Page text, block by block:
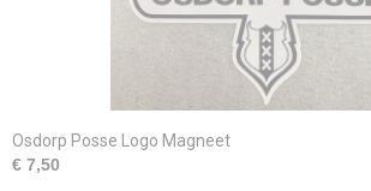
Osdorp Posse Logo Magneet
€ 7,50